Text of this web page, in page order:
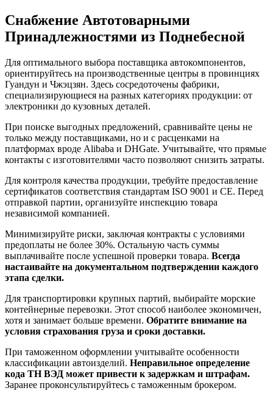
Снабжение Автотоварными
Принадлежностями из Поднебесной
Для оптимального выбора поставщика автокомпонентов,
ориентируйтесь на производственные центры в провинциях
Гуандун и Чжэцзян. Здесь сосредоточены фабрики,
специализирующиеся на разных категориях продукции: от
электроники до кузовных деталей.
При поиске выгодных предложений, сравнивайте цены не
только между поставщиками, но и с расценками на
платформах вроде Alibaba и DHGate. Учитывайте, что прямые
контакты с изготовителями часто позволяют снизить затраты.
Для контроля качества продукции, требуйте предоставление
сертификатов соответствия стандартам ISO 9001 и CE. Перед
отправкой партии, организуйте инспекцию товара
независимой компанией.
Минимизируйте риски, заключая контракты с условиями
предоплаты не более 30%. Остальную часть суммы
выплачивайте после успешной проверки товара. Всегда
настаивайте на документальном подтверждении каждого
этапа сделки.
Для транспортировки крупных партий, выбирайте морские
контейнерные перевозки. Этот способ наиболее экономичен,
хотя и занимает больше времени. Обратите внимание на
условия страхования груза и сроки доставки.
При таможенном оформлении учитывайте особенности
классификации автоизделий. Неправильное определение
кода ТН ВЭД может привести к задержкам и штрафам.
Заранее проконсультируйтесь с таможенным брокером.